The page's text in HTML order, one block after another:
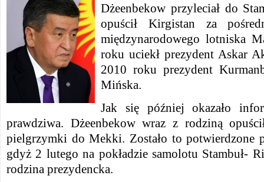
Dżeenbekow przyleciał do
opuścił Kirgistan za
międzynarodowego lotniska
roku uciekł prezydent Askar
2010 roku prezydent
Mińska.
Jak się później okazało
prawdziwa. Dżeenbekow wraz z rodziną
pielgrzymki do Mekki. Zostało to potwierdzone
gdyż 2 lutego na pokładzie samolotu Stambuł-
rodzina prezydencka.